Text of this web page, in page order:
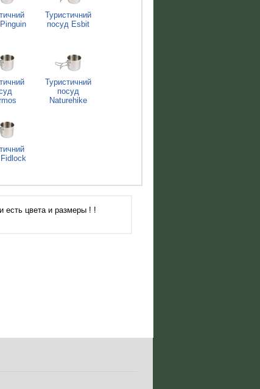
Туристичний
посуд Esbit
Туристичний
посуд
Naturehike
есть цвета и размеры ! !